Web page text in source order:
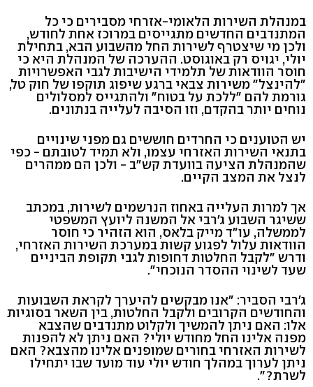
במנהלת השירות הלאומי-אזרחי מסבירים כי כל
המתנדבים החדשים מתגייסים במרוכז אחת לחודש,
ולכן מי שיצטרף לשירות החל מהשבוע הבא, בתחילת
יולי, יגויס רק באוגוסט. ההערכה של המנהלת היא כי
חוסר הוודאות של תלמידי הישיבות לגבי האפשרויות
"להינצל" משירות צבאי ברגע שיפוג תוקפו של חוק טל,
גורמת להם "ללכת על בטוח" ולהתגייס למסלולים
נוחים יותר בהקדם, וזו הסיבה לעלייה בנתונים.
יש הטוענים כי החרדים חוששים גם מפני שינויים
בתנאי השירות האזרחי עצמו, ולא תמיד לטובתם - כפי
שהמנהלת הציעה בוועדת קש"ב - ולכן הם ממהרים
לנצל את המצב הקיים.
אך למרות העלייה באחוז הנרשמים לשירות, במכתב
ששיגר השבוע ג'רבי אל המשנה ליועץ המשפטי
לממשלה, עו"ד מייק בלאס, הוא הזהיר כי חוסר
הוודאות עלול לפגוע קשות במערכת השירות האזרחי,
ודרש "לקבל החלטות דחופות לגבי תקופת הביניים
שעד לשינוי ההסדר הנוכחי".
ג'רבי הסביר: "אנו מבקשים להיערך לקראת השבועות
והחודשים הקרובים ולקבל החלטות, בין השאר בסוגיות
אלו: האם ניתן להמשיך ולקלוט מתנדבים שהצבא
מפנה אלינו החל מחודש יולי? האם ניתן לא להפנות
לשירות האזרחי בחורים שמופנים אלינו מהצבא? האם
ניתן לערוך במהלך חודש יולי עוד מועד שבו יתחילו
לשרת?".